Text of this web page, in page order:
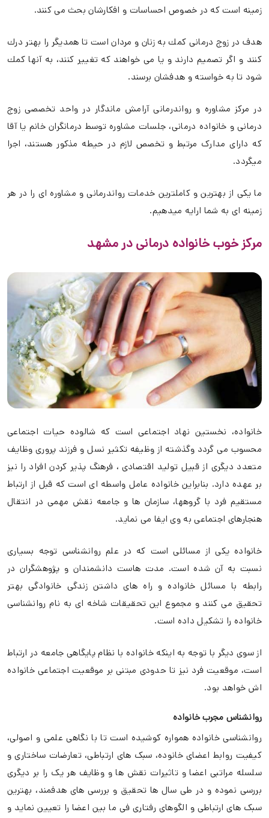
زمینه است که در خصوص احساسات و افكارشان بحث می کنند.
هدف در زوج درمانی کمك به زنان و مردان است تا همدیگر را بهتر درك
کنند و اگر تصمیم دارند و یا می خواهند که تغییر کنند، به آنها کمك
شود تا به خواسته و هدفشان برسند.
در مرکز مشاوره و رواندرمانی آرامش ماندگار در واحد تخصصی زوج
درمانی و خانواده درمانی، جلسات مشاوره توسط درمانگران خانم یا آقا
که دارای مدارک مرتبط و تخصص لازم در حیطه مذکور هستند، اجرا
میگردد.
ما یکی از بهترین و کاملترین خدمات رواندرمانی و مشاوره ای را در هر
زمینه ای به شما ارایه میدهیم.
مرکز خوب خانواده درمانی در مشهد
خانواده، نخستین نهاد اجتماعی است که شالوده حیات اجتماعی
محسوب می گردد وگذشته از وظیفه تکثیر نسل و فرزند پروری وظایف
متعدد دیگری از قبیل تولید اقتصادی ، فرهنگ پذیر کردن افراد را نیز
بر عهده دارد. بنابراین خانواده عامل واسطه ای است که قبل از ارتباط
مستقیم فرد با گروهها، سازمان ها و جامعه نقش مهمی در انتقال
هنجارهای اجتماعی به وی ایفا می نماید.
خانواده یکی از مسائلی است که در علم روانشناسی توجه بسیاری
نسبت به آن شده است. مدت هاست دانشمندان و پژوهشگران در
رابطه با مسائل خانواده و راه های داشتن زندگی خانوادگی بهتر
تحقیق می کنند و مجموع این تحقیقات شاخه ای به نام روانشناسی
خانواده را تشکیل داده است.
از سوی دیگر با توجه به اینکه خانواده با نظام پایگاهی جامعه در ارتباط
است، موقعیت فرد نیز تا حدودی مبتنی بر موقعیت اجتماعی خانواده
اش خواهد بود.
روانشناس مجرب خانواده
روانشناسی خانواده همواره کوشیده است تا با نگاهی علمی و اصولی،
کیفیت روابط اعضای خانوده، سبک های ارتباطی، تعارضات ساختاری و
سلسله مراتبی اعضا و تاثیرات نقش ها و وظایف هر یک را بر دیگری
بررسی نموده و در طی سال ها تحقیق و بررسی های هدفمند، بهترین
سبک های ارتباطی و الگوهای رفتاری فی ما بین اعضا را تعیین نماید و